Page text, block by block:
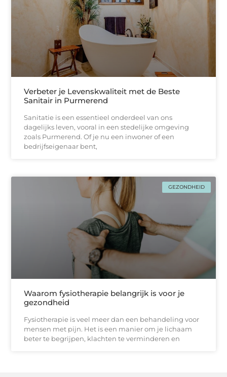
Verbeter je Levenskwaliteit met de Beste
Sanitair in Purmerend
Sanitatie is een essentieel onderdeel van ons
dagelijks leven, vooral in een stedelijke omgeving
zoals Purmerend. Of je nu een inwoner of een
bedrijfseigenaar bent,
GEZONDHEID
Waarom fysiotherapie belangrijk is voor je
gezondheid
Fysiotherapie is veel meer dan een behandeling voor
mensen met pijn. Het is een manier om je lichaam
beter te begrijpen, klachten te verminderen en